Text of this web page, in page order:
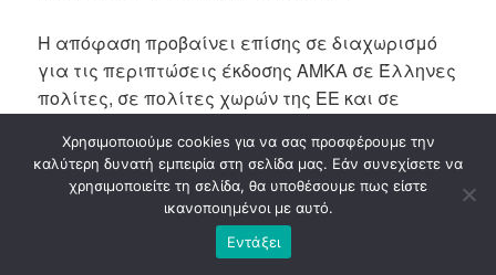
Η απόφαση προβαίνει επίσης σε διαχωρισμό
για τις περιπτώσεις έκδοσης ΑΜΚΑ σε Έλληνες
πολίτες, σε πολίτες χωρών της ΕΕ και σε
Αναλυτικότερα:
Για την έκδοση ΑΜΚΑ σε Έλληνες πολίτες ή
Χρησιμοποιούμε cookies για να σας προσφέρουμε την
καλύτερη δυνατή εμπειρία στη σελίδα μας. Εάν συνεχίσετε να
χρησιμοποιείτε τη σελίδα, θα υποθέσουμε πως είστε
ικανοποιημένοι με αυτό.
Εντάξει